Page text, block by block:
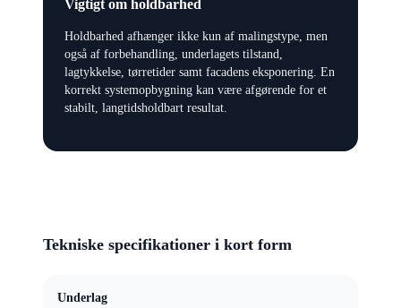
Vigtigt om holdbarhed
Holdbarhed afhænger ikke kun af malingstype, men
også af forbehandling, underlagets tilstand,
lagtykkelse, tørretider samt facadens eksponering. En
korrekt systemopbygning kan være afgørende for et
stabilt, langtidsholdbart resultat.
Tekniske specifikationer i kort form
Underlag